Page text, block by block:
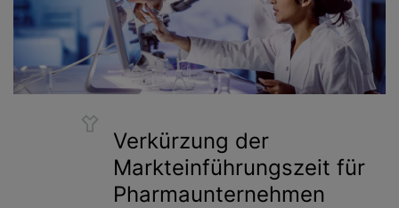
Verkürzung der
Markteinführungszeit für
Pharmaunternehmen